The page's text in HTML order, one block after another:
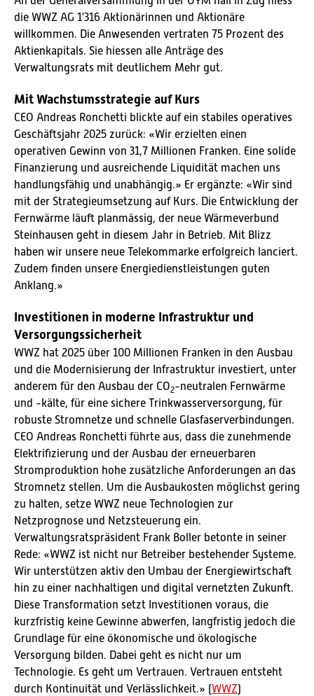
die WWZ AG 1'316 Aktionärinnen und Aktionäre
willkommen. Die Anwesenden vertraten 75 Prozent des
Aktienkapitals. Sie hiessen alle Anträge des
Verwaltungsrats mit deutlichem Mehr gut.
Mit Wachstumsstrategie auf Kurs
CEO Andreas Ronchetti blickte auf ein stabiles operatives
Geschäftsjahr 2025 zurück: «Wir erzielten einen
operativen Gewinn von 31,7 Millionen Franken. Eine solide
Finanzierung und ausreichende Liquidität machen uns
handlungsfähig und unabhängig.» Er ergänzte: «Wir sind
mit der Strategieumsetzung auf Kurs. Die Entwicklung der
Fernwärme läuft planmässig, der neue Wärmeverbund
Steinhausen geht in diesem Jahr in Betrieb. Mit Blizz
haben wir unsere neue Telekommarke erfolgreich lanciert.
Zudem finden unsere Energiedienstleistungen guten
Anklang.»
Investitionen in moderne Infrastruktur und
Versorgungssicherheit
WWZ hat 2025 über 100 Millionen Franken in den Ausbau
und die Modernisierung der Infrastruktur investiert, unter
anderem für den Ausbau der CO2-neutralen Fernwärme
und -kälte, für eine sichere Trinkwasserversorgung, für
robuste Stromnetze und schnelle Glasfaserverbindungen.
CEO Andreas Ronchetti führte aus, dass die zunehmende
Elektrifizierung und der Ausbau der erneuerbaren
Stromproduktion hohe zusätzliche Anforderungen an das
Stromnetz stellen. Um die Ausbaukosten möglichst gering
zu halten, setze WWZ neue Technologien zur
Netzprognose und Netzsteuerung ein.
Verwaltungsratspräsident Frank Boller betonte in seiner
Rede: «WWZ ist nicht nur Betreiber bestehender Systeme.
Wir unterstützen aktiv den Umbau der Energiewirtschaft
hin zu einer nachhaltigen und digital vernetzten Zukunft.
Diese Transformation setzt Investitionen voraus, die
kurzfristig keine Gewinne abwerfen, langfristig jedoch die
Grundlage für eine ökonomische und ökologische
Versorgung bilden. Dabei geht es nicht nur um
Technologie. Es geht um Vertrauen. Vertrauen entsteht
durch Kontinuität und Verlässlichkeit.» (WWZ)